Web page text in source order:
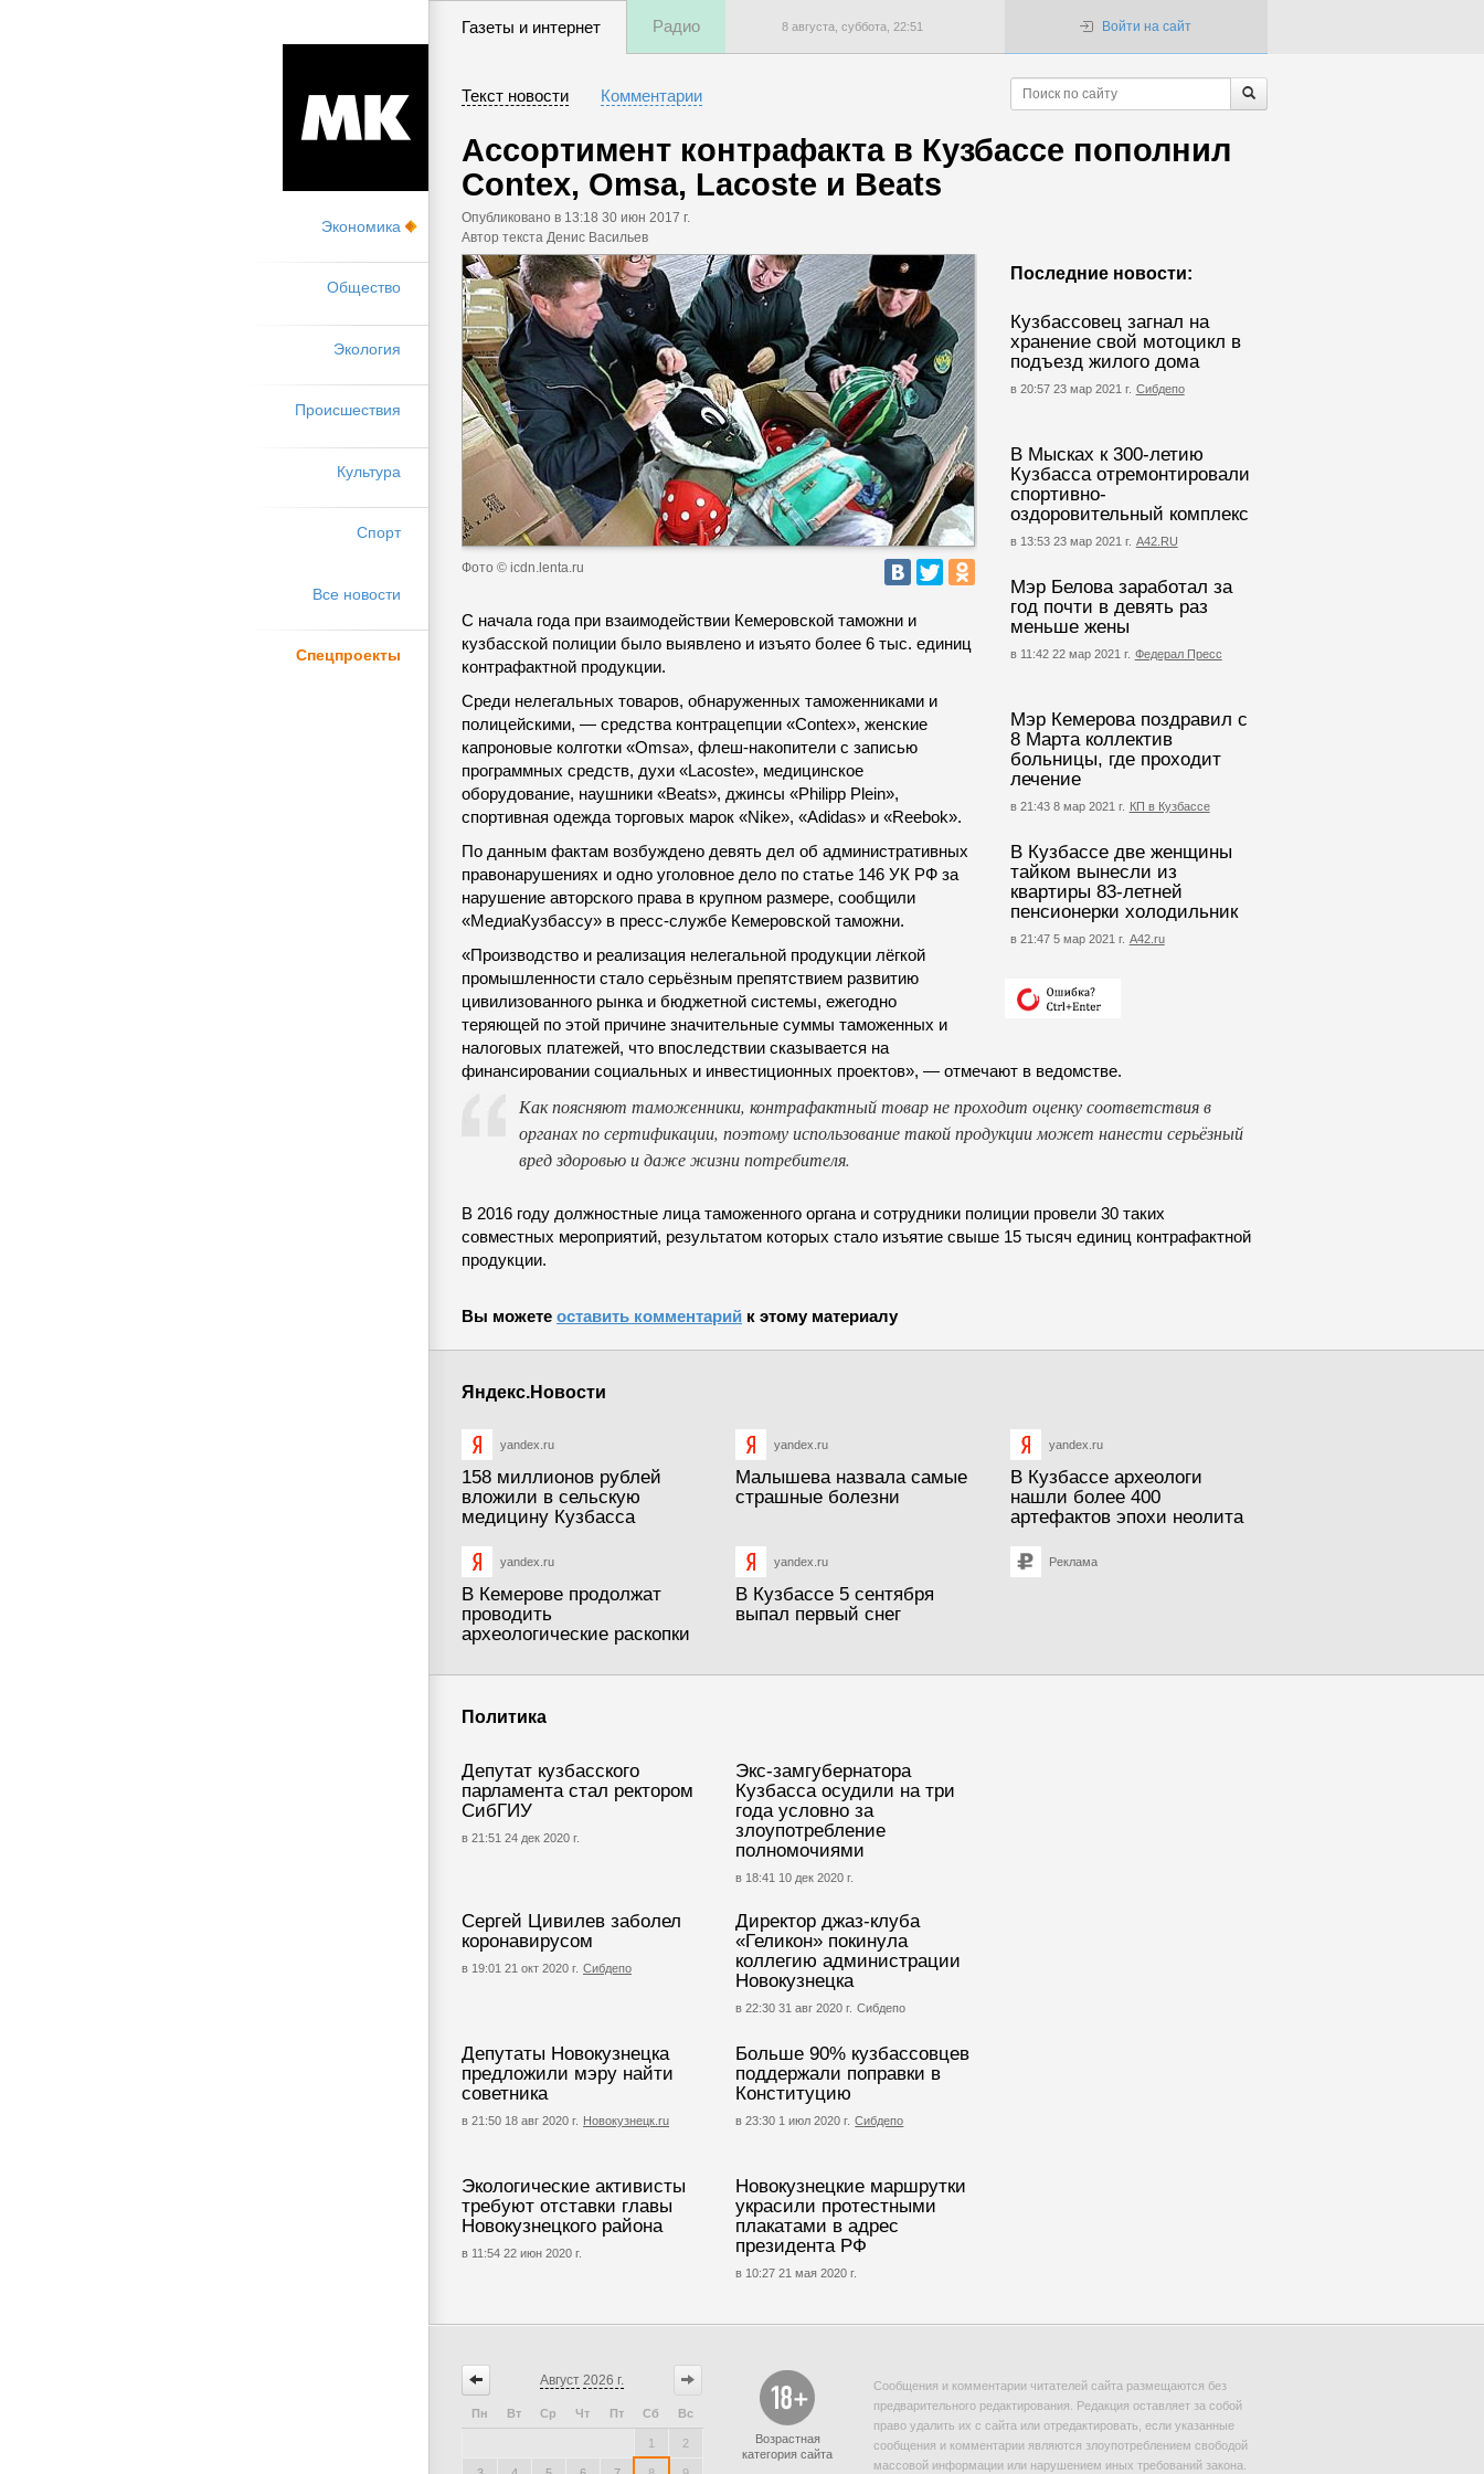
Экономика
Общество
Экология
Происшествия
Культура
Спорт
Все новости
Спецпроекты
Газеты и интернет Радио 8 августа, суббота, 22:51 Войти на сайт
Текст новости Комментарии
Ассортимент контрафакта в Кузбассе пополнил
Contex, Omsa, Lacoste и Beats
Опубликовано в 13:18 30 июн 2017 г.
Автор текста Денис Васильев
Последние новости:
Кузбассовец загнал на
хранение свой мотоцикл в
подъезд жилого дома
в 20:57 23 мар 2021 г. Сибдепо
В Мысках к 300-летию
Кузбасса отремонтировали
спортивно-
оздоровительный комплекс
в 13:53 23 мар 2021 г. А42.RU
Мэр Белова заработал за
год почти в девять раз
меньше жены
в 11:42 22 мар 2021 г. Федерал Пресс
Мэр Кемерова поздравил с
8 Марта коллектив
больницы, где проходит
лечение
в 21:43 8 мар 2021 г. КП в Кузбассе
В Кузбассе две женщины
тайком вынесли из
квартиры 83-летней
пенсионерки холодильник
в 21:47 5 мар 2021 г. А42.ru
Фото © icdn.lenta.ru
С начала года при взаимодействии Кемеровской таможни и
кузбасской полиции было выявлено и изъято более 6 тыс. единиц
контрафактной продукции.
Среди нелегальных товаров, обнаруженных таможенниками и
полицейскими, — средства контрацепции «Contex», женские
капроновые колготки «Omsa», флеш-накопители с записью
программных средств, духи «Lacoste», медицинское
оборудование, наушники «Beats», джинсы «Philipp Plein»,
спортивная одежда торговых марок «Nike», «Adidas» и «Reebok».
По данным фактам возбуждено девять дел об административных
правонарушениях и одно уголовное дело по статье 146 УК РФ за
нарушение авторского права в крупном размере, сообщили
«МедиаКузбассу» в пресс-службе Кемеровской таможни.
«Производство и реализация нелегальной продукции лёгкой
промышленности стало серьёзным препятствием развитию
цивилизованного рынка и бюджетной системы, ежегодно
теряющей по этой причине значительные суммы таможенных и
налоговых платежей, что впоследствии сказывается на
финансировании социальных и инвестиционных проектов», — отмечают в ведомстве.
Как поясняют таможенники, контрафактный товар не проходит оценку соответствия в
органах по сертификации, поэтому использование такой продукции может нанести серьёзный
вред здоровью и даже жизни потребителя.
В 2016 году должностные лица таможенного органа и сотрудники полиции провели 30 таких
совместных мероприятий, результатом которых стало изъятие свыше 15 тысяч единиц контрафактной
продукции.
Вы можете оставить комментарий к этому материалу
Яндекс.Новости
yandex.ru
158 миллионов рублей
вложили в сельскую
медицину Кузбасса
yandex.ru
Малышева назвала самые
страшные болезни
yandex.ru
В Кузбассе археологи
нашли более 400
артефактов эпохи неолита
yandex.ru
В Кемерове продолжат
проводить
археологические раскопки
yandex.ru
В Кузбассе 5 сентября
выпал первый снег
Реклама
Политика
Депутат кузбасского
парламента стал ректором
СибГИУ
в 21:51 24 дек 2020 г.
Экс-замгубернатора
Кузбасса осудили на три
года условно за
злоупотребление
полномочиями
в 18:41 10 дек 2020 г.
Сергей Цивилев заболел
коронавирусом
в 19:01 21 окт 2020 г. Сибдепо
Директор джаз-клуба
«Геликон» покинула
коллегию администрации
Новокузнецка
в 22:30 31 авг 2020 г. Сибдепо
Депутаты Новокузнецка
предложили мэру найти
советника
в 21:50 18 авг 2020 г. Новокузнецк.ru
Больше 90% кузбассовцев
поддержали поправки в
Конституцию
в 23:30 1 июл 2020 г. Сибдепо
Экологические активисты
требуют отставки главы
Новокузнецкого района
в 11:54 22 июн 2020 г.
Новокузнецкие маршрутки
украсили протестными
плакатами в адрес
президента РФ
в 10:27 21 мая 2020 г.
Август 2026 г.
Пн Вт Ср Чт Пт Сб Вс
1 2
Возрастная
категория сайта
Сообщения и комментарии читателей сайта размещаются без
предварительного редактирования. Редакция оставляет за собой
право удалить их с сайта или отредактировать, если указанные
сообщения и комментарии являются злоупотреблением свободой
массовой информации или нарушением иных требований закона.